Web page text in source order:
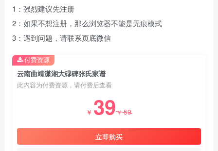
1：强烈建议先注册
2：如果不想注册，那么浏览器不能是无痕模式
3：遇到问题，请联系页底微信
云南曲靖潇湘大碌碑张氏家谱
此内容为付费资源，请付费后查看
￥ 39￥59
立即购买
付费资源